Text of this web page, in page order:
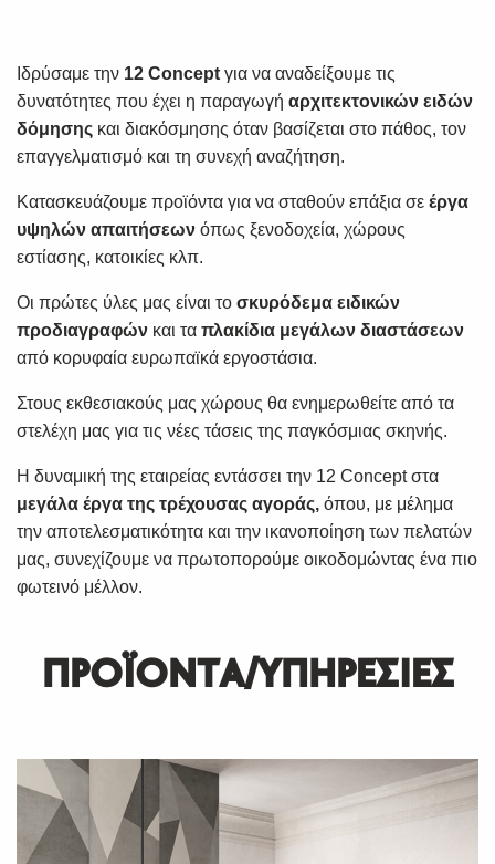
Ιδρύσαμε την 12 Concept για να αναδείξουμε τις
δυνατότητες που έχει η παραγωγή αρχιτεκτονικών ειδών
δόμησης και διακόσμησης όταν βασίζεται στο πάθος, τον
επαγγελματισμό και τη συνεχή αναζήτηση.
Κατασκευάζουμε προϊόντα για να σταθούν επάξια σε έργα
υψηλών απαιτήσεων όπως ξενοδοχεία, χώρους
εστίασης, κατοικίες κλπ.
Οι πρώτες ύλες μας είναι το σκυρόδεμα ειδικών
προδιαγραφών και τα πλακίδια μεγάλων διαστάσεων
από κορυφαία ευρωπαϊκά εργοστάσια.
Στους εκθεσιακούς μας χώρους θα ενημερωθείτε από τα
στελέχη μας για τις νέες τάσεις της παγκόσμιας σκηνής.
Η δυναμική της εταιρείας εντάσσει την 12 Concept στα
μεγάλα έργα της τρέχουσας αγοράς, όπου, με μέλημα
την αποτελεσματικότητα και την ικανοποίηση των πελατών
μας, συνεχίζουμε να πρωτοπορούμε οικοδομώντας ένα πιο
φωτεινό μέλλον.
ΠΡΟΪΟΝΤΑ/ΥΠΗΡΕΣΙΕΣ